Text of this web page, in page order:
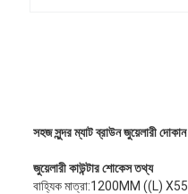
সহজ সুন্দর ম্যাট ব্রাউন জুয়েলারী
জুয়েলারী কাউন্টার শোকেস তথ্য
বাহ্যিক মাত্রা:1200MM ((L)